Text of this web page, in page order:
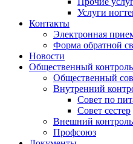
Услуги
Контакты
Электронная
Форма обратной
Новости
Общественный контроль
Общественный
Внутренний
Совет по
Совет сестер
Внешний контроль
Профсоюз